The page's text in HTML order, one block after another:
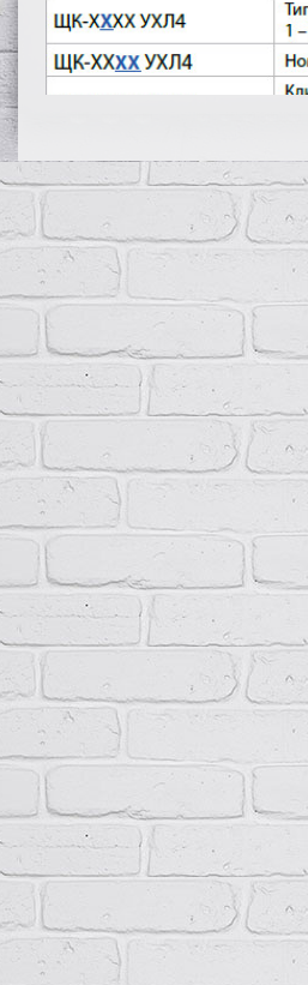
а также для защиты линий квартир
В зависимости от
— на стене (рис. 2.17.1 а, б)
— в нише (рис. 2.17.1 в)